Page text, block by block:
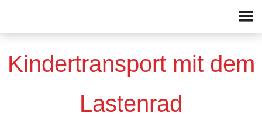
Kindertransport mit dem
Lastenrad